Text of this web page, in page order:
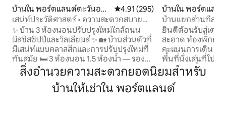
บ้านใน พอร์ตแลนด์ตะวันออ
กเฉียงเหนือ
คะแนนเฉลี่ย 4.91 จาก 5, 295 รีวิว
4.91 (295)
เสน่ห์ประวัติศาสตร์ • ความสะดวกสบาย
สมัยใหม่ • กว้างขวาง • 3 ห้องนอน
✨ บ้าน 3 ห้องนอนปรับปรุงใหม่ใกล้ถนน
มิสซิสซิปปีและวิลเลียมส์ ✨ 🏡 บ้านส่วนตัวที่
มีเสน่ห์แบบคลาสสิกและการปรับปรุงใหม่ที่
ทันสมัย 🛏️ 3 ห้องนอน 1.5 ห้องน้ำ — รองรับ
6 คน 🍳 ห้องครัวพร้อมอุปกรณ์ครบครัน มี
เครื่องล้างจานและเครื่องชงกาแฟ 🛋️ พื้นที่
นั่งเล่นมีสไตล์พร้อมสมาร์ททีวีและ Wi-Fi
บ้านใน พอร์ตแลน
บ้านแยกส่วนที่สวย
ลอเรลเฮิร์สต์!
ยินดีต้อนรับสู่เดอะ
สะอาด ห้องพักกว้
คะแนนการเดิน 93! เพลิดเพลินไปกับ:
พื้นที่นั่งเล่นที่โปร่งโ
ห้องนอนชั้นบนที่อ
แบบ --ห้อง "โรงภาพยนตร์" ส่วนตัวชั้นล่าง
พร้อมเตียงควีนไซ
สิ่งอำนวยความสะดวกยอดนิยมสำหรับ
บ้านให้เช่าใน พอร์ตแลนด์